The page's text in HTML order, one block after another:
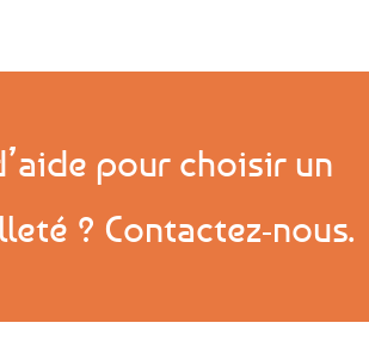
pour choisir un
? Contactez-nous.